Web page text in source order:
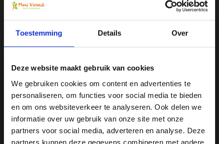
Toestemming Details Over
Deze website maakt gebruik van cookies
We gebruiken cookies om content en advertenties te
personaliseren, om functies voor social media te bieden
en om ons websiteverkeer te analyseren. Ook delen we
informatie over uw gebruik van onze site met onze
partners voor social media, adverteren en analyse. Deze
partners kunnen deze gegevens combineren met andere
We♥health & happiness
Mani Vivendi gezondheidsproducten: Net dat
beetje extra!
Ja, ik wil 5% korting op mijn
volgende bestelling!